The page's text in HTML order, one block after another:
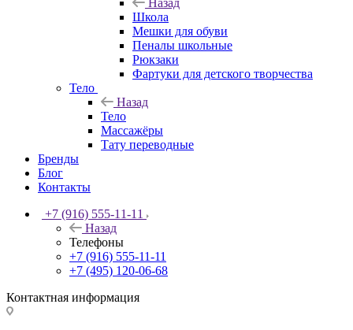
Назад
Школа
Мешки для обуви
Пеналы школьные
Рюкзаки
Фартуки для детского творчества
Тело
Назад
Тело
Массажёры
Тату переводные
Бренды
Блог
Контакты
+7 (916) 555-11-11
Назад
Телефоны
+7 (916) 555-11-11
+7 (495) 120-06-68
Контактная информация